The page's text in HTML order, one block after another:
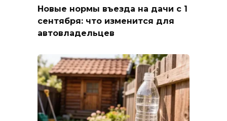
Новые нормы въезда на дачи с 1
сентября: что изменится для
автовладельцев